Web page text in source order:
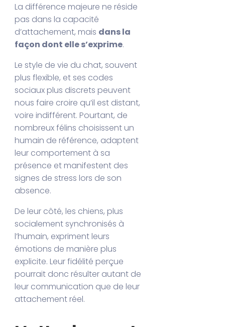
La différence majeure ne réside
pas dans la capacité
d’attachement, mais dans la
façon dont elle s’exprime.
Le style de vie du chat, souvent
plus flexible, et ses codes
sociaux plus discrets peuvent
nous faire croire qu’il est distant,
voire indifférent. Pourtant, de
nombreux félins choisissent un
humain de référence, adaptent
leur comportement à sa
présence et manifestent des
signes de stress lors de son
absence.
De leur côté, les chiens, plus
socialement synchronisés à
l’humain, expriment leurs
émotions de manière plus
explicite. Leur fidélité perçue
pourrait donc résulter autant de
leur communication que de leur
attachement réel.